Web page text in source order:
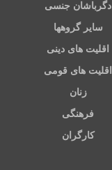
دگرباشان جنسی
سایر گروهها
اقلیت های دینی
اقلیت های قومی
زنان
فرهنگی
کارگران